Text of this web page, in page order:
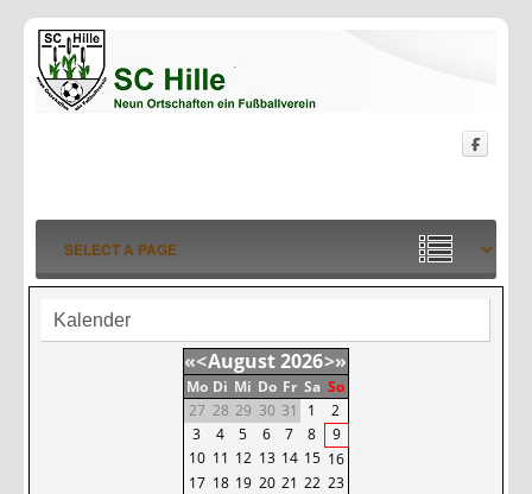
Kalender
«<August2026>»
Mo Di Mi Do Fr Sa So
27 28 29 30 31 1
2
3
4 5 6 7 8
9
10 11 12 13 14 15 16
17 18 19 20 21 22 23